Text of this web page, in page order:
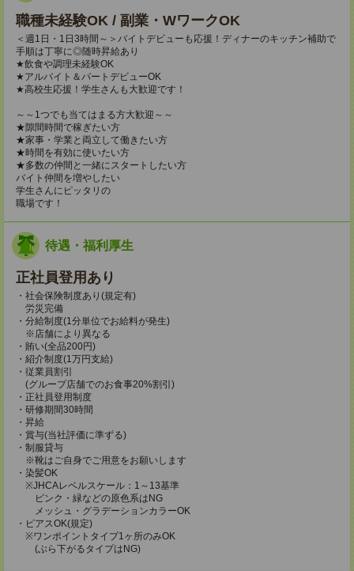
職種未経験OK / 副業・WワークOK
＜週1日・1日3時間～＞バイトデビューも応援！ディナーのキッチン補助で
手順は丁寧に◎随時昇給あり
★飲食や調理未経験OK
★アルバイト＆パートデビューOK
★高校生応援！学生さんも大歓迎です！
～～1つでも当てはまる方大歓迎～～
★隙間時間で稼ぎたい方
★家事・学業と両立して働きたい方
★時間を有効に使いたい方
★多数の仲間と一緒にスタートしたい方
バイト仲間を増やしたい
学生さんにピッタリの
職場です！
待遇・福利厚生
正社員登用あり
・社会保険制度あり(規定有)
労災完備
・分給制度(1分単位でお給料が発生)
※店舗により異なる
・賄い(全品200円)
・紹介制度(1万円支給)
・従業員割引
(グループ店舗でのお食事20%割引)
・正社員登用制度
・研修期間30時間
・昇給
・賞与(当社評価に準ずる)
・制服貸与
※靴はご自身でご用意をお願いします
・染髪OK
※JHCAレベルスケール：1～13基準
ピンク・緑などの原色系はNG
メッシュ・グラデーションカラーOK
・ピアスOK(規定)
※ワンポイントタイプ1ヶ所のみOK
(ぶら下がるタイプはNG)